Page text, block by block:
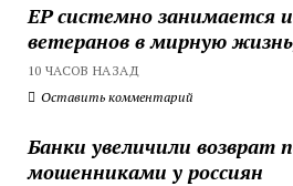
ЕР системно занимается
ветеранов в мирную
10 ЧАСОВ НАЗАД
Оставить комментарий
Банки увеличили возврат
мошенниками у россиян